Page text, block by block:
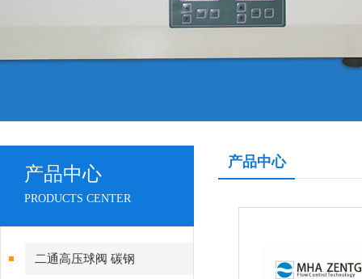
产品中心
PRODUCTS CENTER
二通高压球阀 碳钢
产品中心